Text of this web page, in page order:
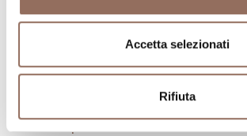
Accetta selezionati
Rifiuta